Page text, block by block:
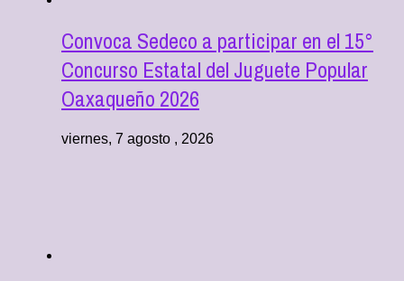
Convoca Sedeco a participar en el 15°
Concurso Estatal del Juguete Popular
Oaxaqueño 2026
viernes, 7 agosto , 2026